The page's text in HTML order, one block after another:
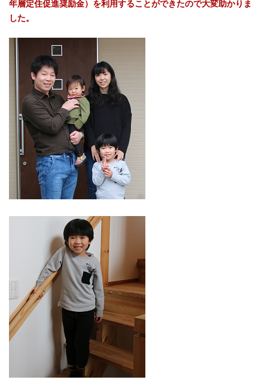
年層定住促進奨励金）を利用することができたので大変助かりま
した。